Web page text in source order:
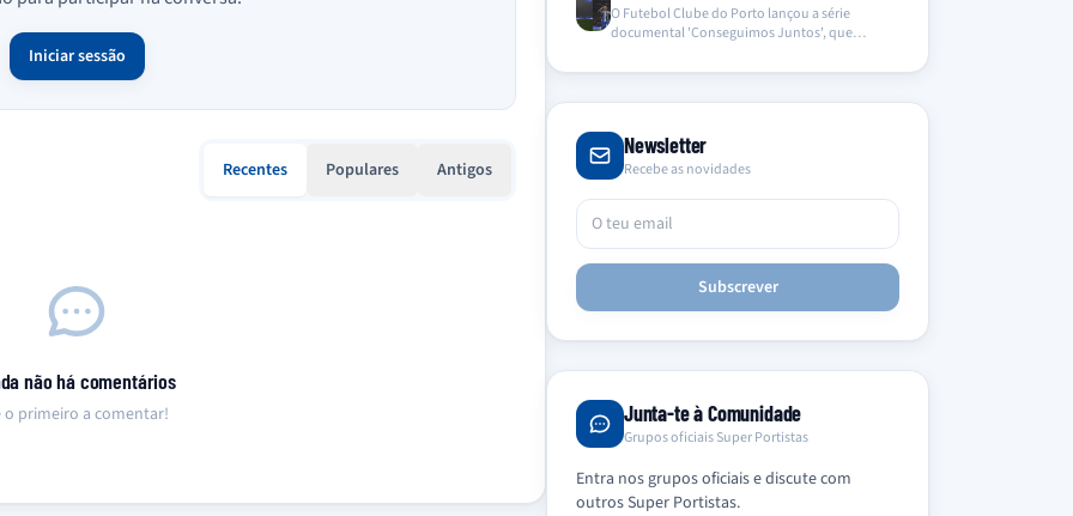
Iniciar sessão
Recentes Populares Antigos
não há comentários
o primeiro a comentar!
O Futebol Clube do Porto lançou a série
documental 'Conseguimos Juntos', que
Newsletter
Recebe as novidades
Subscrever
Junta-te à Comunidade
Grupos oficiais Super Portistas
Entra nos grupos oficiais e discute com
outros Super Portistas.